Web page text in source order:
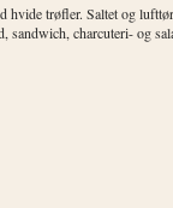
hvide trøfler. Saltet og
sandwich, charcuteri- og